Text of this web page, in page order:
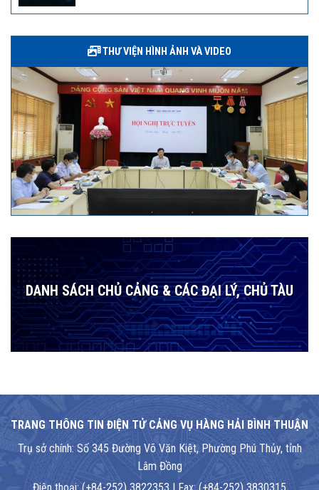
THƯ VIỆN HÌNH ẢNH VÀ VIDEO
DANH SÁCH CHỦ CẢNG & CÁC ĐẠI LÝ, CHỦ TÀU
TRANG THÔNG TIN ĐIỆN TỬ CẢNG VỤ HÀNG HẢI BÌNH THUẬN
Trụ sở chính: Số 345 Đường Võ Văn Kiệt, Phường Phú Thủy, tỉnh
Lâm Đồng